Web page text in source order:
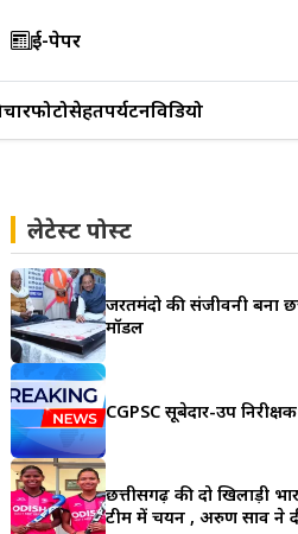
ई-पेपर
फोटोसेहतपर्यटनविडियो
लेटेस्ट पोस्ट
जरूरतमंदो की संजीवनी बना
मॉडल
CGPSC सूबेदार-उप निरीक्षक
छत्तीसगढ़ की दो खिलाड़ी
टीम में चयन , अरुण साव ने